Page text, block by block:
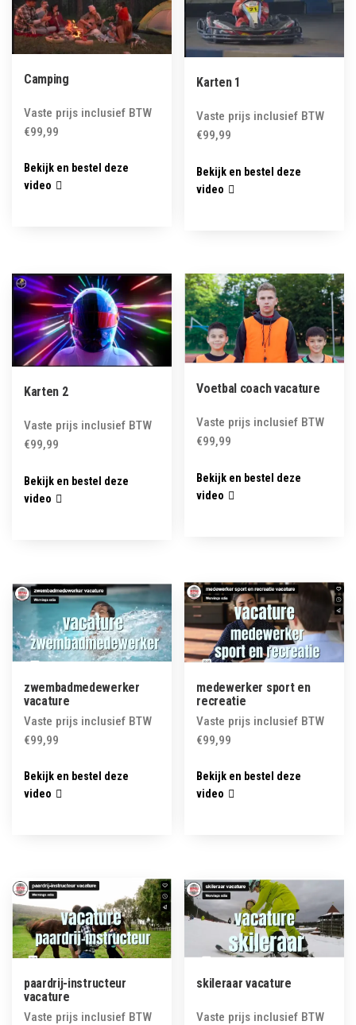
Camping
Vaste prijs inclusief BTW
€99,99
Bekijk en bestel deze
video
Karten 1
Vaste prijs inclusief BTW
€99,99
Bekijk en bestel deze
video
Karten 2
Vaste prijs inclusief BTW
€99,99
Bekijk en bestel deze
video
Voetbal coach vacature
Vaste prijs inclusief BTW
€99,99
Bekijk en bestel deze
video
zwembadmedewerker
vacature
Vaste prijs inclusief BTW
€99,99
Bekijk en bestel deze
video
medewerker sport en
recreatie
Vaste prijs inclusief BTW
€99,99
Bekijk en bestel deze
video
paardrij-instructeur
vacature
Vaste prijs inclusief BTW
skileraar vacature
Vaste prijs inclusief BTW